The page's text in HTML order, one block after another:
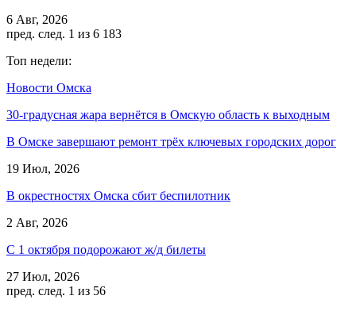
6 Авг, 2026
пред. след. 1 из 6 183
Топ недели:
Новости Омска
30-градусная жара вернётся в Омскую область к выходным
В Омске завершают ремонт трёх ключевых городских дорог
19 Июл, 2026
В окрестностях Омска сбит беспилотник
2 Авг, 2026
С 1 октября подорожают ж/д билеты
27 Июл, 2026
пред. след. 1 из 56